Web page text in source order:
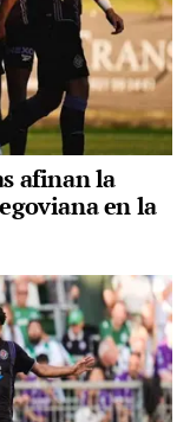
afinan la
en la